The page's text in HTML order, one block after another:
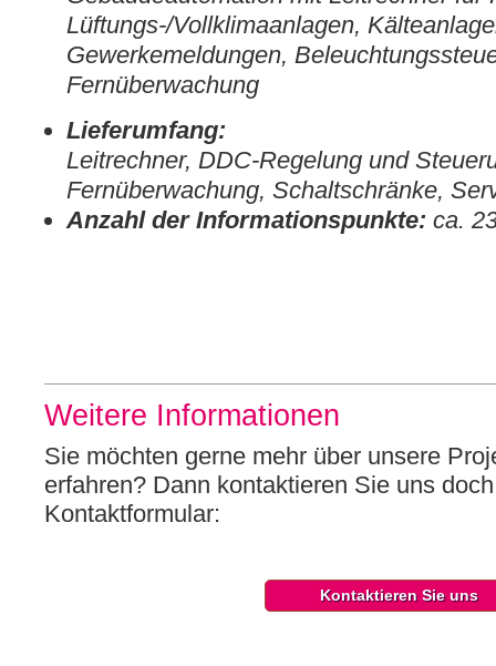
Lüftungs-/Vollklimaanlagen,
Gewerkemeldungen,
Fernüberwachung
Lieferumfang:
Leitrechner, DDC-Regelung und
Fernüberwachung, Schaltschränke,
Anzahl der Informationspunkte: ca.
Weitere Informationen
Sie möchten gerne mehr über unsere
erfahren? Dann kontaktieren Sie uns
Kontaktformular:
Kontaktieren Sie uns